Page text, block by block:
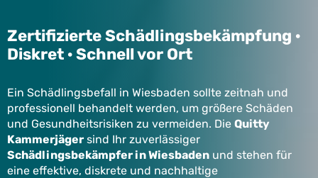
Zertifizierte Schädlingsbekämpfung ·
Diskret · Schnell vor Ort
Ein Schädlingsbefall in Wiesbaden sollte zeitnah und
professionell behandelt werden, um größere Schäden
und Gesundheitsrisiken zu vermeiden. Die Quitty
Kammerjäger sind Ihr zuverlässiger
Schädlingsbekämpfer in Wiesbaden und stehen für
eine effektive, diskrete und nachhaltige